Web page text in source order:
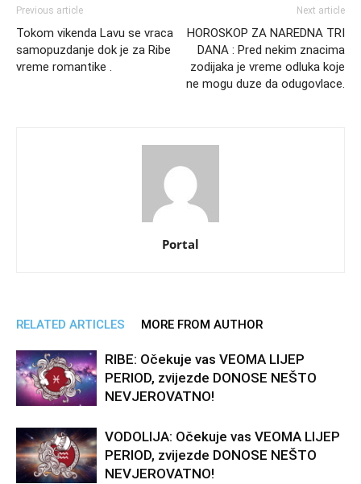
Previous article
Tokom vikenda Lavu se vraca
samopuzdanje dok je za Ribe
vreme romantike .
Next article
HOROSKOP ZA NAREDNA TRI
DANA : Pred nekim znacima
zodijaka je vreme odluka koje
ne mogu duze da odugovlace.
Portal
RELATED ARTICLES MORE FROM AUTHOR
RIBE: Očekuje vas VEOMA LIJEP
PERIOD, zvijezde DONOSE NEŠTO
NEVJEROVATNO!
VODOLIJA: Očekuje vas VEOMA LIJEP
PERIOD, zvijezde DONOSE NEŠTO
NEVJEROVATNO!